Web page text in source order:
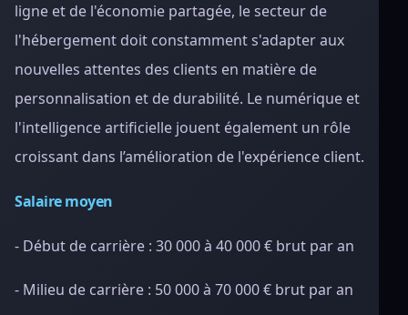
ligne et de l'économie partagée, le secteur de
l'hébergement doit constamment s'adapter aux
nouvelles attentes des clients en matière de
personnalisation et de durabilité. Le numérique et
l'intelligence artificielle jouent également un rôle
croissant dans l’amélioration de l'expérience client.
Salaire moyen
- Début de carrière : 30 000 à 40 000 € brut par an
- Milieu de carrière : 50 000 à 70 000 € brut par an